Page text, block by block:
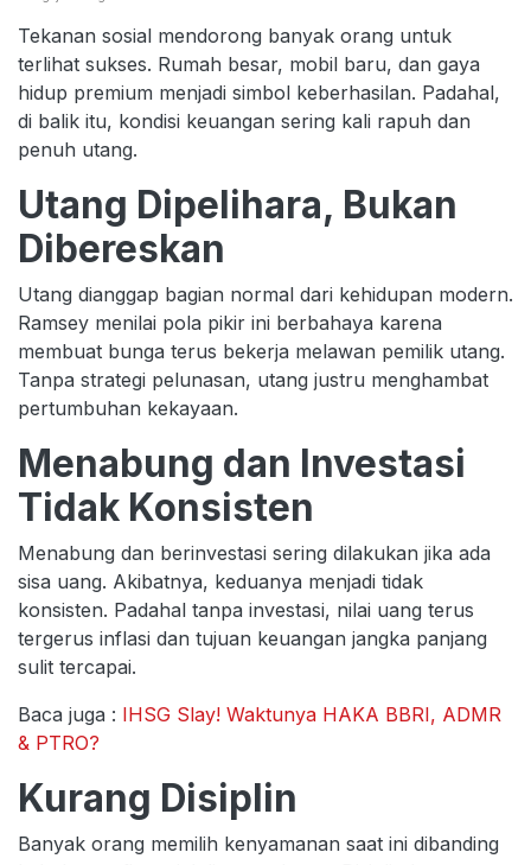
Tekanan sosial mendorong banyak orang untuk
terlihat sukses. Rumah besar, mobil baru, dan gaya
hidup premium menjadi simbol keberhasilan. Padahal,
di balik itu, kondisi keuangan sering kali rapuh dan
penuh utang.
Utang Dipelihara, Bukan
Dibereskan
Utang dianggap bagian normal dari kehidupan modern.
Ramsey menilai pola pikir ini berbahaya karena
membuat bunga terus bekerja melawan pemilik utang.
Tanpa strategi pelunasan, utang justru menghambat
pertumbuhan kekayaan.
Menabung dan Investasi
Tidak Konsisten
Menabung dan berinvestasi sering dilakukan jika ada
sisa uang. Akibatnya, keduanya menjadi tidak
konsisten. Padahal tanpa investasi, nilai uang terus
tergerus inflasi dan tujuan keuangan jangka panjang
sulit tercapai.
Baca juga : IHSG Slay! Waktunya HAKA BBRI, ADMR
& PTRO?
Kurang Disiplin
Banyak orang memilih kenyamanan saat ini dibanding